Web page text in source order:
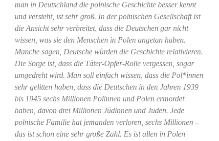
man in Deutschland die polnische Geschichte besser kennt
und versteht, ist sehr groß. In der polnischen Gesellschaft ist
die Ansicht sehr verbreitet, dass die Deutschen gar nicht
wissen, was sie den Menschen in Polen angetan haben.
Manche sagen, Deutsche würden die Geschichte relativieren.
Die Sorge ist, dass die Täter-Opfer-Rolle vergessen, sogar
umgedreht wird. Man soll einfach wissen, dass die Pol*innen
sehr gelitten haben, dass die Deutschen in den Jahren 1939
bis 1945 sechs Millionen Polinnen und Polen ermordet
haben, davon drei Millionen Jüdinnen und Juden. Jede
polnische Familie hat jemanden verloren, sechs Millionen –
das ist schon eine sehr große Zahl. Es ist allen in Polen